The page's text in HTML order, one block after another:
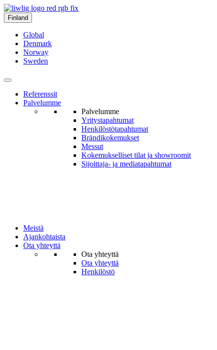
Finland
Global
Denmark
Norway
Sweden
Referenssit
Palvelumme
Palvelumme
Yritys­tapahtumat
Henkilöstö­tapahtumat
Brändi­kokemukset
Messut
Kokemukselliset tilat ja show­roomit
Sijoittaja- ja media­tapahtumat
Meistä
Ajankohtaista
Ota yhteyttä
Ota yhteyttä
Ota yhteyttä
Henkilöstö